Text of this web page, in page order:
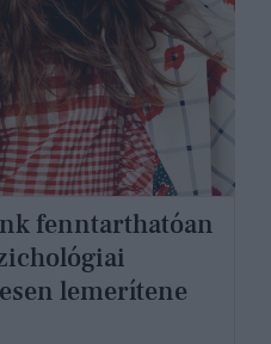
fenntarthatóan
lemerítene